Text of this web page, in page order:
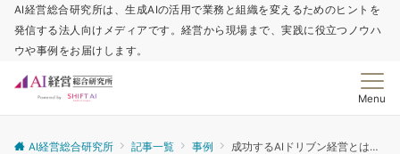
AI経営総合研究所は、生成AIの活用で業務と組織を変えるためのヒントを
発信する法人向けメディアです。経営から現場まで、実践に役立つノウハ
ウや事例をお届けします。
Menu
AI経営総合研究所 記事一覧 事例 成功するAIドリブン経営とは？メリットや導入ステップを解説